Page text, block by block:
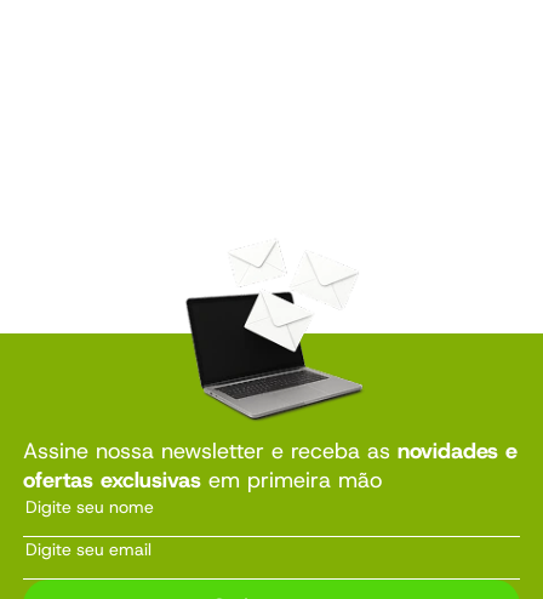
Assine nossa newsletter e receba asnovidades e
ofertas exclusivas em primeira mão